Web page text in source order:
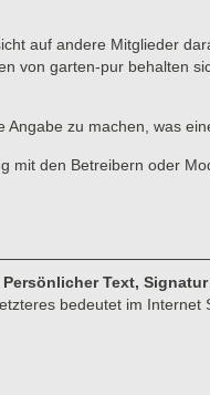
auf andere Mitglieder
von garten-pur behalten
zu machen, was
mit den Betreibern oder
Persönlicher Text,
bedeutet im